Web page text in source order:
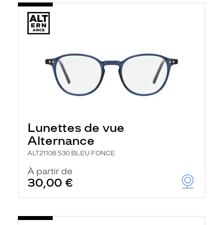
Lunettes de vue
Alternance
ALT21108 530 BLEU FONCE
À partir de
30,00 €